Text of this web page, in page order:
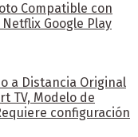
Compatible con
Netflix Google Play
a Distancia Original
TV, Modelo de
configuración